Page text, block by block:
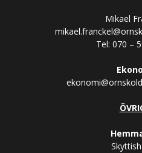
Mikael
Tel: 070 –